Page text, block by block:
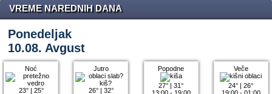
VREME NAREDNIH DANA
Ponedeljak
10.08. Avgust
Noć
23°| 25°
Jutro
26°| 32°
Popodne
27° |31°
Veče
24° |26°